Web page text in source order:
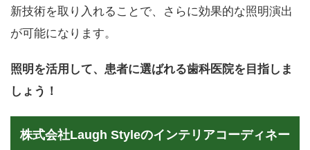
新技術を取り入れることで、さらに効果的な照明演出
が可能になります。
照明を活用して、患者に選ばれる歯科医院を目指しま
しょう！
株式会社Laugh Styleのインテリアコーディネー